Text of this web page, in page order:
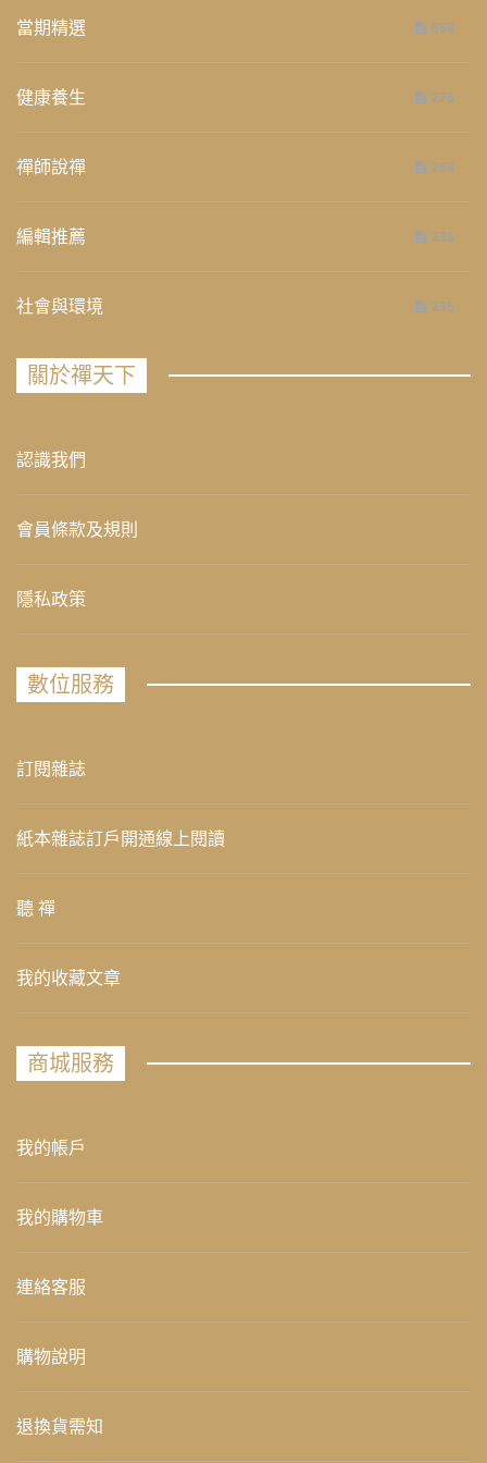
當期精選 658
健康養生 276
禪師說禪 268
編輯推薦 236
社會與環境 235
關於禪天下
認識我們
會員條款及規則
隱私政策
數位服務
訂閱雜誌
紙本雜誌訂戶開通線上閱讀
聽 禪
我的收藏文章
商城服務
我的帳戶
我的購物車
連絡客服
購物說明
退換貨需知